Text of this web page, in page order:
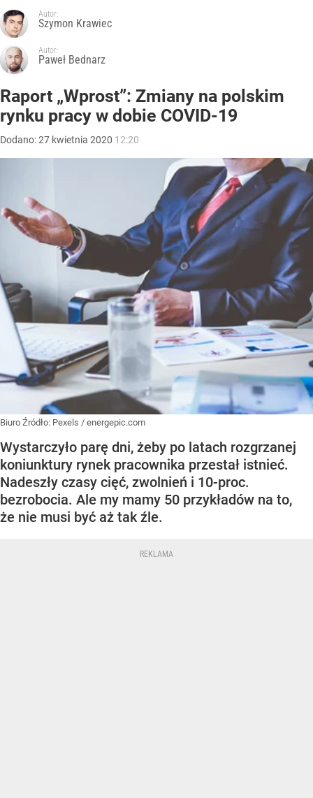
Autor:
Szymon Krawiec
Autor:
Paweł Bednarz
Raport „Wprost”: Zmiany na polskim
rynku pracy w dobie COVID-19
Dodano:27 kwietnia 2020 12:20
Biuro Źródło: Pexels / energepic.com
Wystarczyło parę dni, żeby po latach rozgrzanej
koniunktury rynek pracownika przestał istnieć.
Nadeszły czasy cięć, zwolnień i 10-proc.
bezrobocia. Ale my mamy 50 przykładów na to,
że nie musi być aż tak źle.